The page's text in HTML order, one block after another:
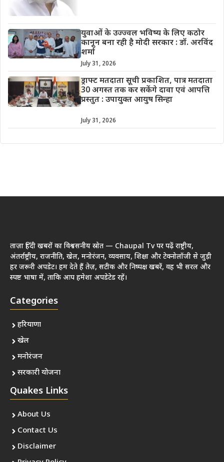
युवाओं के उज्ज्वल भविष्य के लिए कठोर
कानून बना रही है मोदी सरकार : डॉ. अरविंद
शर्मा
July 31, 2026
ड्राफ्ट मतदाता सूची प्रकाशित, पात्र मतदाता
30 अगस्त तक कर सकेंगे दावा एवं आपत्ति
प्रस्तुत : उपायुक्त आयुष सिन्हा
July 31, 2026
ताज़ा हिंदी खबरों का विश्वसनीय स्रोत — Chaupal Tv पर पढ़ें राष्ट्रीय,
अंतर्राष्ट्रीय, राजनीति, खेल, मनोरंजन, व्यवसाय, शिक्षा और टेक्नोलॉजी से जुड़ी
हर जरूरी अपडेट। हम देते हैं तेज़, सटीक और निष्पक्ष खबरें, वह भी सरल और
स्पष्ट भाषा में, ताकि आप हमेशा अपडेटेड रहें।
Categories
हरियाणा
खेल
मनोरंजन
सरकारी योजना
Quakes Links
About Us
Contact Us
Disclaimer